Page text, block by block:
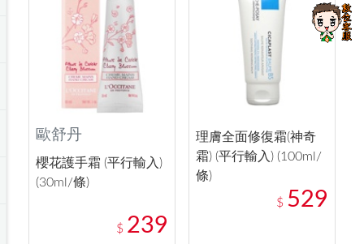
箱購飲料
歐舒丹
櫻花護手霜 (平行輸入)
(30ml/條)
$ 239
理膚全面修復霜(神奇
霜) (平行輸入) (100ml/
條)
$ 529